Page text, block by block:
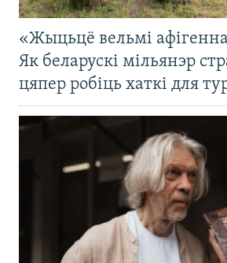
«Жыцьцё вельмі
Як беларускі мільянэр
цяпер робіць хаткі для